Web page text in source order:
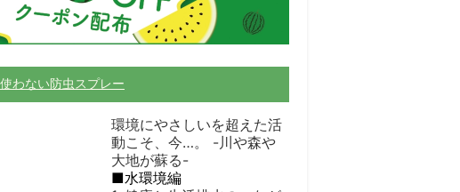
わない防虫スプレー
環境にやさしいを超えた活
動こそ、今…。 -川や森や
大地が蘇る-
■水環境編